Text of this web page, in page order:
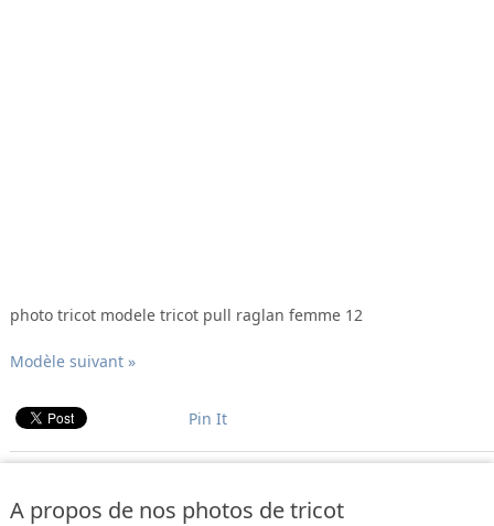
photo tricot modele tricot pull raglan femme 12
Modèle suivant »
Pin It
A propos de nos photos de tricot